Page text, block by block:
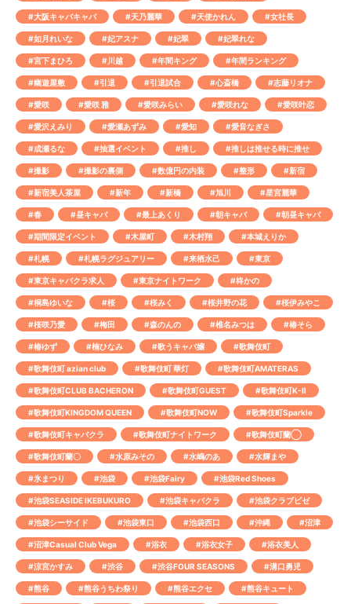
#大阪キャバキャバ #天乃麗華 #天使かれん #女社長
#如月れいな #妃アスナ #妃翠 #妃翠れな
#宮下まひろ #川越 #年間キング #年間ランキング
#幽遊屋敷 #引退 #引退試合 #心斎橋 #志藤リオナ
#愛咲 #愛咲 雅 #愛咲みらい #愛咲れな #愛咲叶恋
#愛沢えみり #愛瀬あずみ #愛知 #愛音なぎさ
#成瀬るな #抽選イベント #推し #推しは推せる時に推せ
#撮影 #撮影の裏側 #数億円の内装 #整形 #新宿
#新宿美人茶屋 #新年 #新橋 #旭川 #星宮麗華
#春 #昼キャバ #最上あくり #朝キャバ #朝昼キャバ
#期間限定イベント #木屋町 #木村翔 #本城えりか
#札幌 #札幌ラグジュアリー #来栖水己 #東京
#東京キャバクラ求人 #東京ナイトワーク #柊かの
#桐島ゆいな #桜 #桜みく #桜井野の花 #桜伊みやこ
#桜咲乃愛 #梅田 #森のんの #椎名みつは #椿そら
#椿ゆず #楠ひなみ #歌うキャバ嬢 #歌舞伎町
#歌舞伎町 azian club #歌舞伎町 華灯 #歌舞伎町AMATERAS
#歌舞伎町CLUB BACHERON #歌舞伎町GUEST #歌舞伎町K-Ⅱ
#歌舞伎町KINGDOM QUEEN #歌舞伎町NOW #歌舞伎町Sparkle
#歌舞伎町キャバクラ #歌舞伎町ナイトワーク #歌舞伎町蘭◯
#歌舞伎町蘭〇 #水原みその #水嶋のあ #水輝まや
#氷まつり #池袋 #池袋Fairy #池袋Red Shoes
#池袋SEASIDE IKEBUKURO #池袋キャバクラ #池袋クラブビゼ
#池袋シーサイド #池袋東口 #池袋西口 #沖縄 #沼津
#沼津Casual Club Vega #浴衣 #浴衣女子 #浴衣美人
#涼宮かすみ #渋谷 #渋谷FOUR SEASONS #溝口勇児
#熊谷 #熊谷うちわ祭り #熊谷エクセ #熊谷キュート